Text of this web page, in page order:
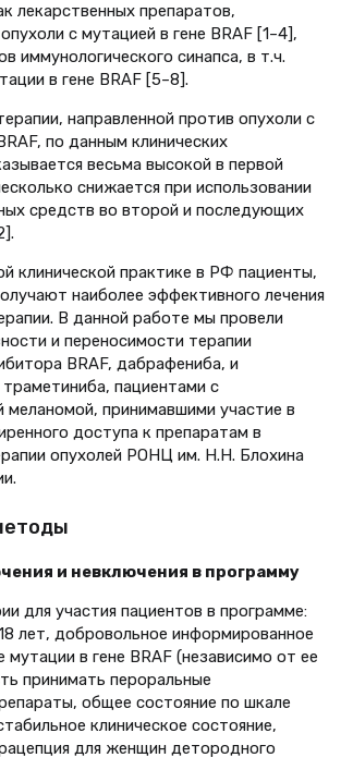
лекарственных препаратов,
с мутацией в гене BRAF [1–4],
иммунологического синапса, в т.ч.
в гене BRAF [5–8].
направленной против опухоли с
по данным клинических
весьма высокой в первой
снижается при использовании
средств во второй и последующих
клинической практике в РФ пациенты,
наиболее эффективного лечения
В данной работе мы провели
и переносимости терапии
BRAF, дабрафениба, и
пациентами с
меланомой, принимавшими участие в
доступа к препаратам в
опухолей РОНЦ им. Н.Н. Блохина
и невключения в программу
для участия пациентов в программе:
лет, добровольное информированное
мутации в гене BRAF (независимо от ее
принимать пероральные
общее состояние по шкале
клиническое состояние,
для женщин детородного